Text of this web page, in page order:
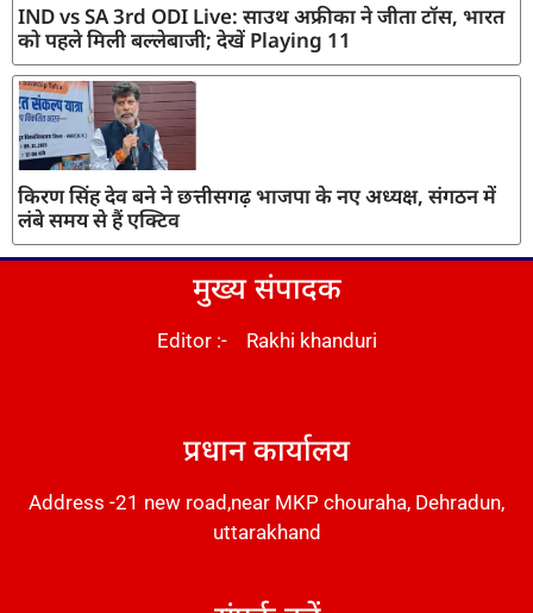
IND vs SA 3rd ODI Live: साउथ अफ्रीका ने जीता टॉस, भारत
को पहले मिली बल्लेबाजी; देखें Playing 11
किरण सिंह देव बने ने छत्तीसगढ़ भाजपा के नए अध्यक्ष, संगठन में
लंबे समय से हैं एक्टिव
मुख्य संपादक
Editor :- Rakhi khanduri
प्रधान कार्यालय
Address -21 new road,near MKP chouraha, Dehradun,
uttarakhand